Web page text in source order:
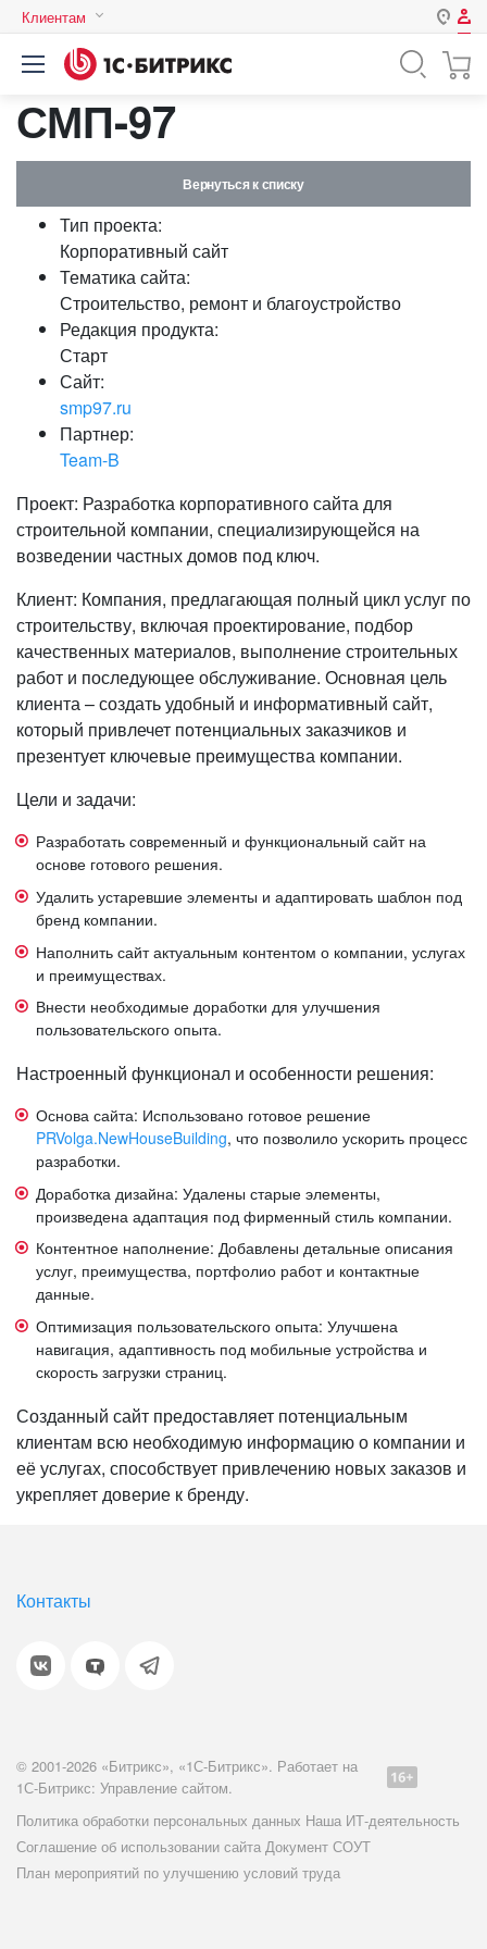
Клиентам
Авторизация
Нет аккаунта?
Логин
Пароль
Запомнить меня на этом
СМП-97
Вернуться к списку
Тип проекта:
Корпоративный сайт
Тематика сайта:
Строительство, ремонт и благоустройство
Редакция продукта:
Старт
Сайт:
smp97.ru
Партнер:
Team-B
Проект: Разработка корпоративного сайта для
строительной компании, специализирующейся на
возведении частных домов под ключ.
Клиент: Компания, предлагающая полный цикл услуг по
строительству, включая проектирование, подбор
качественных материалов, выполнение строительных
работ и последующее обслуживание. Основная цель
клиента – создать удобный и информативный сайт,
который привлечет потенциальных заказчиков и
презентует ключевые преимущества компании.
Цели и задачи:
Разработать современный и функциональный сайт на
основе готового решения.
Удалить устаревшие элементы и адаптировать шаблон под
бренд компании.
Наполнить сайт актуальным контентом о компании, услугах
и преимуществах.
Внести необходимые доработки для улучшения
пользовательского опыта.
Настроенный функционал и особенности решения:
Основа сайта: Использовано готовое решение
PRVolga.NewHouseBuilding, что позволило ускорить процесс
разработки.
Доработка дизайна: Удалены старые элементы,
произведена адаптация под фирменный стиль компании.
Контентное наполнение: Добавлены детальные описания
услуг, преимущества, портфолио работ и контактные
данные.
Оптимизация пользовательского опыта: Улучшена
навигация, адаптивность под мобильные устройства и
скорость загрузки страниц.
Созданный сайт предоставляет потенциальным
клиентам всю необходимую информацию о компании и
её услугах, способствует привлечению новых заказов и
укрепляет доверие к бренду.
Контакты
© 2001-2026 «Битрикс», «1С-Битрикс». Работает на
1С-Битрикс: Управление сайтом.
Политика обработки персональных данных Наша ИТ-деятельность
Соглашение об использовании сайта Документ СОУТ
План мероприятий по улучшению условий труда